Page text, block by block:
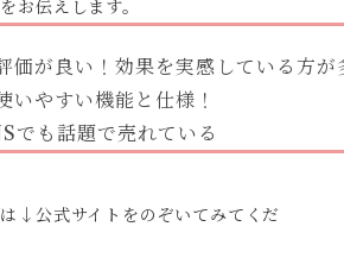
お伝えします。
価が良い！効果を実感している方が
いやすい機能と仕様！
でも話題で売れている
↓公式サイトをのぞいてみてくだ